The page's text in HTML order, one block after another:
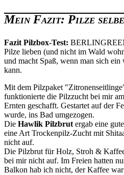
Mein Fazit: Pilze
Fazit Pilzbox-Test:
Pilze lieben (und nicht im Wald
und macht Spaß, wenn man sich
kann.
Mit dem Pilzpaket
funktionierte die Pilzzucht bei mir
Ernten geschafft. Gestartet auf der
wurde, ins Bad umgezogen.
Die Hawlik Pilzbrutergab eine
eine Art Trockenpilz-Zucht mit
nicht auf.
Die Pilzbrut für Holz, Stroh &
bei mir nicht auf. Im Freien hatten
Balkon hab ich nicht, der Kaffee